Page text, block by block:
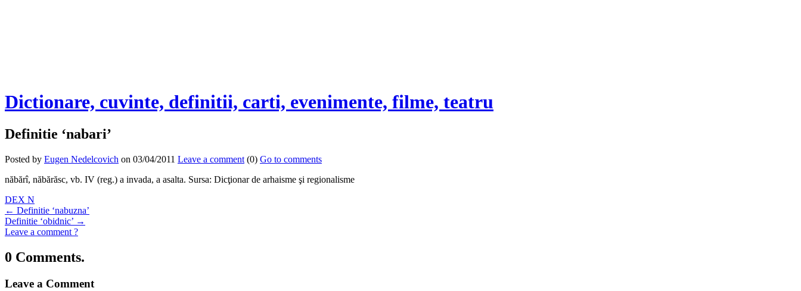
Dictionare, cuvinte, definitii, carti, evenimente, filme, teatru
Definitie ‘nabari’
Posted by Eugen Nedelcovich on 03/04/2011 Leave a comment (0) Go to comments
năbărî, năbărăsc, vb. IV (reg.) a invada, a asalta. Sursa: Dicţionar de arhaisme şi regionalisme
DEX N
← Definitie ‘nabuzna’
Definitie ‘obidnic’ →
Leave a comment ?
0 Comments.
Leave a Comment